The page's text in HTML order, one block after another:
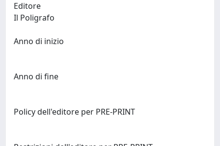
Editore
Anno di inizio
Anno di fine
Policy dell'editore per PRE-PRINT